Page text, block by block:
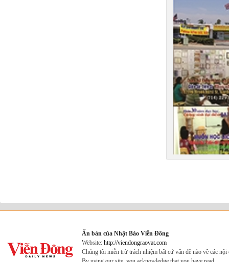
Ấn bản của Nhật Báo Viễn Đông
Website: http://viendongraovat.com
Chúng tôi miễn trừ trách nhiệm bất cứ vấn đề nào về các